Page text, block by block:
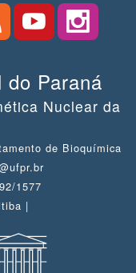
do Paraná
Nuclear da
de Bioquímica
1577
|